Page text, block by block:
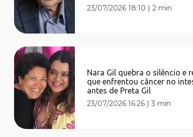
23/07/2026 18:10 |2 min
Nara Gil quebra o silêncio e
que enfrentou câncer no
antes de Preta Gil
23/07/2026 16:26 |3 min